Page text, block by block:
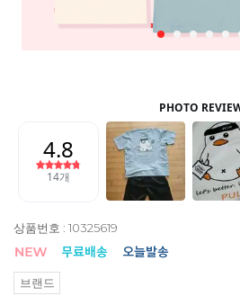
상품번호 : 10325619
브랜드